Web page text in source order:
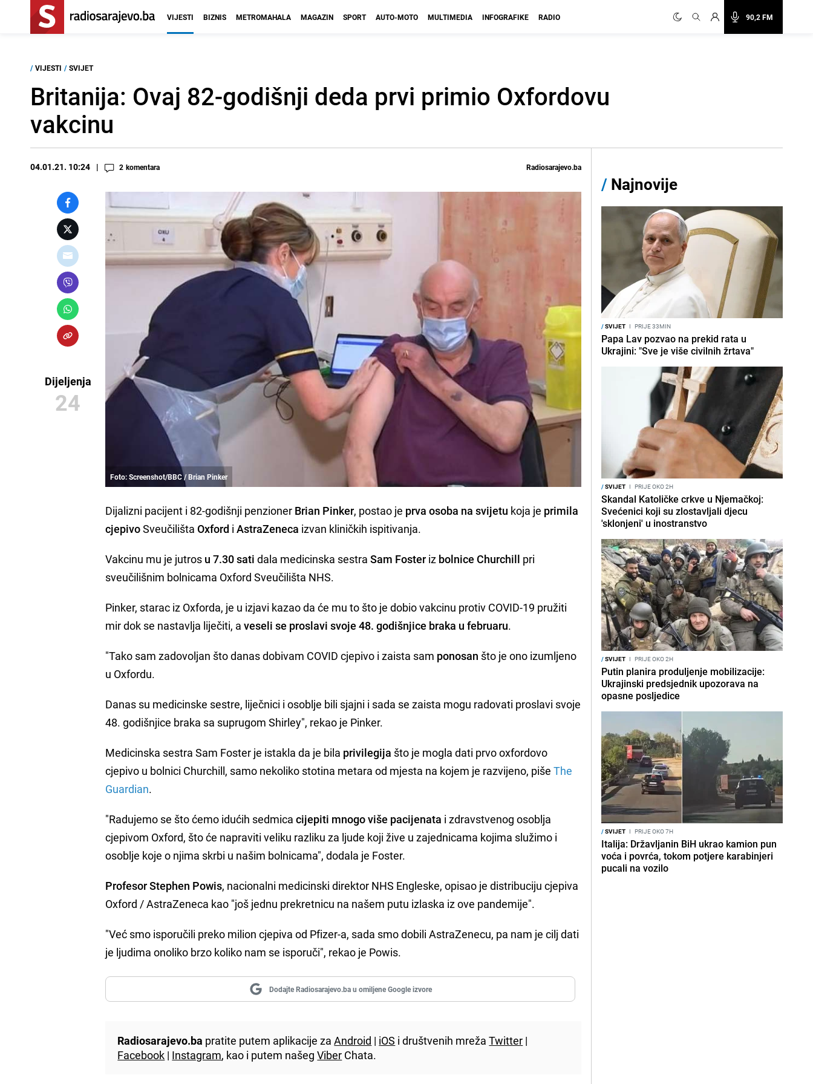
90,2 FM
VIJESTI BIZNIS METROMAHALA MAGAZIN SPORT AUTO-MOTO MULTIMEDIA INFOGRAFIKE RADIO
/ VIJESTI / SVIJET
Britanija: Ovaj 82-godišnji deda prvi primio Oxfordovu
vakcinu
04.01.21. 10:24 2 komentara Radiosarajevo.ba
Dijeljenja
24
Foto: Screenshot/BBC / Brian Pinker
Dijalizni pacijent i 82-godišnji penzioner Brian Pinker, postao je prva osoba na svijetu koja je primila
cjepivoSveučilištaOxford iAstraZeneca izvan kliničkih ispitivanja.
Vakcinu mu je jutros u 7.30 sati dala medicinska sestraSam Foster iz bolnice Churchill pri
sveučilišnim bolnicama Oxford Sveučilišta NHS.
Pinker, starac iz Oxforda, je u izjavi kazao da će mu to što je dobio vakcinu protiv COVID-19 pružiti
mir dok se nastavlja liječiti, aveseli se proslavi svoje 48. godišnjice braka u februaru.
"Tako sam zadovoljan što danas dobivam COVID cjepivo i zaista sam ponosan što je ono izumljeno
u Oxfordu.
Danas su medicinske sestre, liječnici i osoblje bili sjajni i sada se zaista mogu radovati proslavi svoje
48. godišnjice braka sa suprugom Shirley", rekao je Pinker.
Medicinska sestra Sam Foster je istakla da je bila privilegija što je mogla dati prvo oxfordovo
cjepivo u bolnici Churchill, samo nekoliko stotina metara od mjesta na kojem je razvijeno, pišeThe
Guardian.
"Radujemo se što ćemo idućih sedmicacijepiti mnogo više pacijenata i zdravstvenog osoblja
cjepivom Oxford, što će napraviti veliku razliku za ljude koji žive u zajednicama kojima služimo i
osoblje koje o njima skrbi u našim bolnicama", dodala je Foster.
Profesor Stephen Powis, nacionalni medicinski direktor NHS Engleske, opisao je distribuciju cjepiva
Oxford / AstraZeneca kao "još jednu prekretnicu na našem putu izlaska iz ove pandemije".
"Već smo isporučili preko milion cjepiva od Pfizer-a, sada smo dobili AstraZenecu, pa nam je cilj dati
je ljudima onoliko brzo koliko nam se isporuči", rekao je Powis.
Dodajte Radiosarajevo.ba u omiljene Google izvore
Radiosarajevo.ba pratite putem aplikacije zaAndroid | iOS i društvenih mrežaTwitter |
Facebook | Instagram, kao i putem našegViber Chata.
/ Najnovije
/SVIJET I PRIJE 33MIN
Papa Lav pozvao na prekid rata u
Ukrajini: "Sve je više civilnih žrtava"
/SVIJET I PRIJE OKO 2H
Skandal Katoličke crkve u Njemačkoj:
Svećenici koji su zlostavljali djecu
'sklonjeni' u inostranstvo
/SVIJET I PRIJE OKO 2H
Putin planira produljenje mobilizacije:
Ukrajinski predsjednik upozorava na
opasne posljedice
/SVIJET I PRIJE OKO 7H
Italija: Državljanin BiH ukrao kamion pun
voća i povrća, tokom potjere karabinjeri
pucali na vozilo